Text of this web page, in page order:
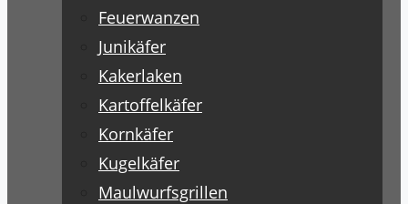
Feuerwanzen
Junikäfer
Kakerlaken
Kartoffelkäfer
Kornkäfer
Kugelkäfer
Maulwurfsgrillen